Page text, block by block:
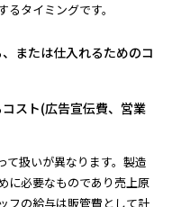
タイミングです。
または仕入れるためのコ
スト(広告宣伝費、営業
て扱いが異なります。製造
に必要なものであり売上原
フの給与は販管費として計